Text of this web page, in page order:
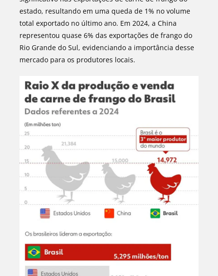
estado, resultando em uma queda de 1% no volume
total exportado no último ano. Em 2024, a China
representou quase 6% das exportações de frango do
Rio Grande do Sul, evidenciando a importância desse
mercado para os produtores locais.